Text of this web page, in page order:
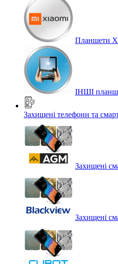
Планшети
ІНШІ
Захищені телефони та
Захищені
Захищені